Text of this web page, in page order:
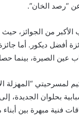
عن “رصد الخان”.
من الجوائز،
أفضل ديكور. أما
عين الصيرة،
لمسرحيتي “المهزلة
بحلوان الجديدة،
فنية مبهرة بين أبناء